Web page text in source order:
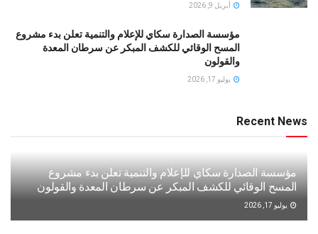
أبريل 9, 2026
مؤسسة الصدارة سكاي للإعلام والتنمية تعلن بدء مشروع
المسح الوقائي للكشف المبكر عن سرطان المعدة
والقولون
يوليو 17, 2026
Recent News
مؤسسة الصدارة سكاي للإعلام والتنمية تعلن بدء مشروع
المسح الوقائي للكشف المبكر عن سرطان المعدة والقولون
يوليو 17, 2026